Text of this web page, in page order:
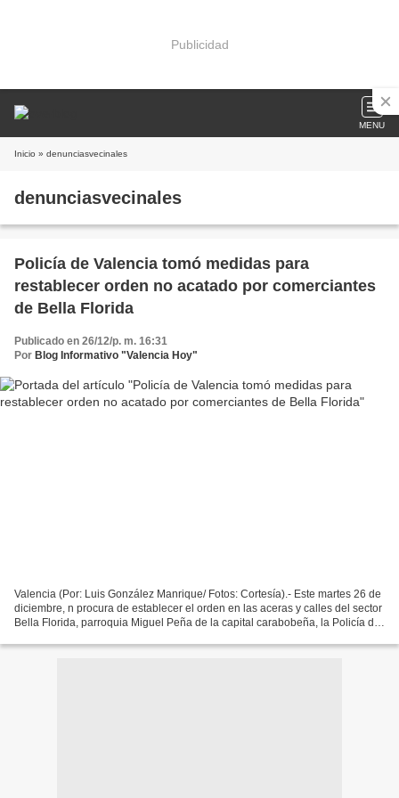
Publicidad
MENU
Inicio » denunciasvecinales
denunciasvecinales
Policía de Valencia tomó medidas para
restablecer orden no acatado por comerciantes
de Bella Florida
Publicado en 26/12/p. m. 16:31
Por Blog Informativo "Valencia Hoy"
Valencia (Por: Luis González Manrique/ Fotos: Cortesía).- Este martes 26 de
diciembre, n procura de establecer el orden en las aceras y calles del sector
Bella Florida, parroquia Miguel Peña de la capital carabobeña, la Policía de